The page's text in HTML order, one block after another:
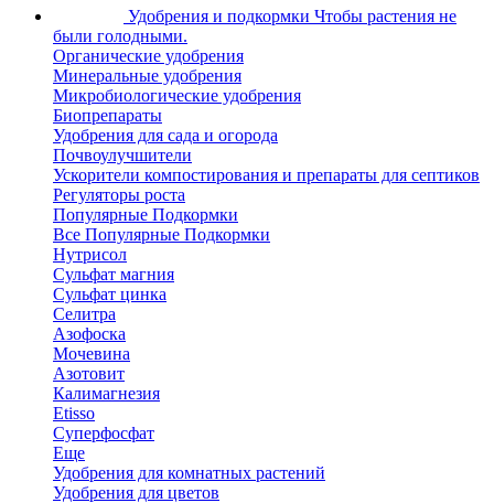
Удобрения и подкормки Чтобы растения не
были голодными.
Органические удобрения
Минеральные удобрения
Микробиологические удобрения
Биопрепараты
Удобрения для сада и огорода
Почвоулучшители
Ускорители компостирования и препараты для септиков
Регуляторы роста
Популярные Подкормки
Все Популярные Подкормки
Нутрисол
Сульфат магния
Сульфат цинка
Селитра
Азофоска
Мочевина
Азотовит
Калимагнезия
Etisso
Суперфосфат
Еще
Удобрения для комнатных растений
Удобрения для цветов